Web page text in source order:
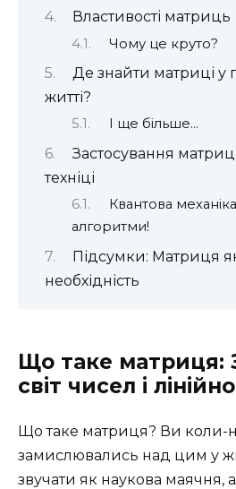
Властивості матриць
Чому це круто?
Де знайти матриці у
житті?
І ще більше…
Застосування
техніці
Квантова
алгоритми!
Підсумки: Матриця
необхідність
Що таке матриця:
світ чисел і
Що таке матриця? Ви коли-
замислювались над цим у
звучати як наукова маячня,